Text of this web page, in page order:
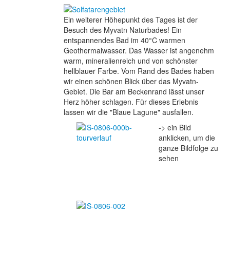
Ein weiterer Höhepunkt des Tages ist der
Besuch des Myvatn Naturbades! Ein
entspannendes Bad im 40°C warmen
Geothermalwasser. Das Wasser ist angenehm
warm, mineralienreich und von schönster
hellblauer Farbe. Vom Rand des Bades haben
wir einen schönen Blick über das Myvatn-
Gebiet. Die Bar am Beckenrand lässt unser
Herz höher schlagen. Für dieses Erlebnis
lassen wir die "Blaue Lagune" ausfallen.
-> ein Bild
anklicken, um die
ganze Bildfolge zu
sehen